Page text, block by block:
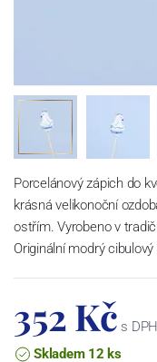
Porcelánový zápich do
krásná velikonoční
ostřím. Vyrobeno v
Originální modrý cibulový
352 Kč s DPH
Skladem 12 ks